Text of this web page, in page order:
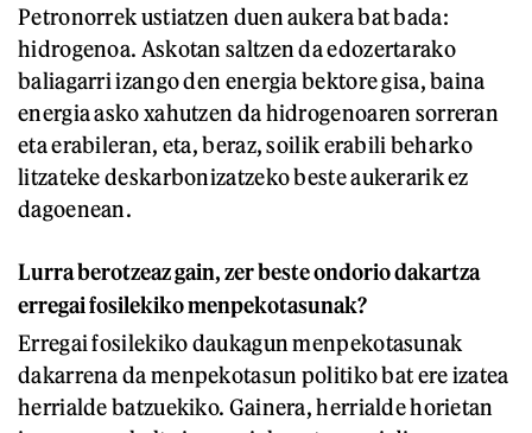
Petronorrek ustiatzen duen aukera bat bada:
hidrogenoa. Askotan saltzen da edozertarako
baliagarri izango den energia bektore gisa, baina
energia asko xahutzen da hidrogenoaren sorreran
eta erabileran, eta, beraz, soilik erabili beharko
litzateke deskarbonizatzeko beste aukerarik ez
dagoenean.
Lurra berotzeaz gain, zer beste ondorio dakartza
erregai fosilekiko menpekotasunak?
Erregai fosilekiko daukagun menpekotasunak
dakarrena da menpekotasun politiko bat ere izatea
herrialde batzuekiko. Gainera, herrialde horietan